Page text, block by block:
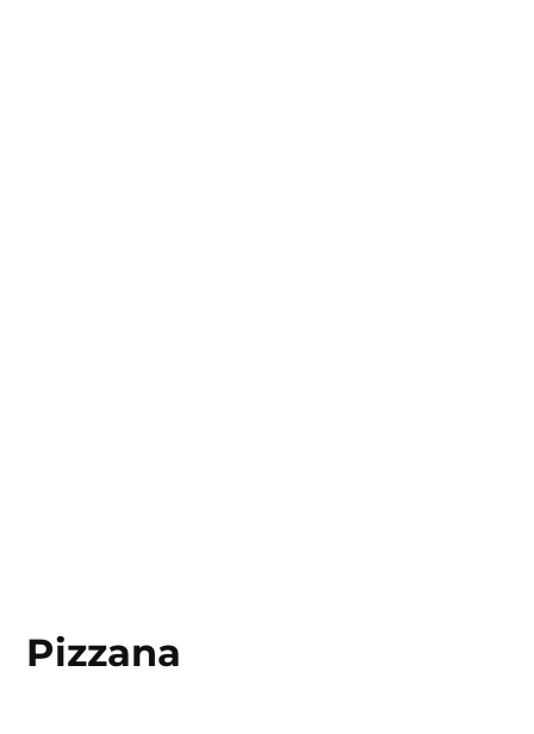
Skip Pizzana